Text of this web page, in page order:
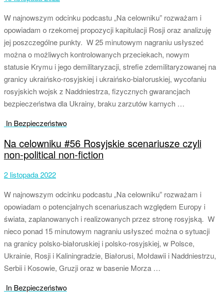
W najnowszym odcinku podcastu „Na celowniku” rozważam i
opowiadam o rzekomej propozycji kapitulacji Rosji oraz analizuję
jej poszczególne punkty. W 25 minutowym nagraniu usłyszeć
można o możliwych kontrolowanych przeciekach, nowym
statusie Krymu i jego demilitaryzacji, strefie zdemilitaryzowanej na
granicy ukraińsko-rosyjskiej i ukraińsko-białoruskiej, wycofaniu
rosyjskich wojsk z Naddniestrza, fizycznych gwarancjach
bezpieczeństwa dla Ukrainy, braku zarzutów karnych …
In Bezpieczeństwo
Na celowniku #56 Rosyjskie scenariusze czyli
non-political non-fiction
2 listopada 2022
W najnowszym odcinku podcastu „Na celowniku” rozważam i
opowiadam o potencjalnych scenariuszach względem Europy i
świata, zaplanowanych i realizowanych przez stronę rosyjską. W
nieco ponad 15 minutowym nagraniu usłyszeć można o sytuacji
na granicy polsko-białoruskiej i polsko-rosyjskiej, w Polsce,
Ukrainie, Rosji i Kaliningradzie, Białorusi, Mołdawii i Naddniestrzu,
Serbii i Kosowie, Gruzji oraz w basenie Morza …
In Bezpieczeństwo